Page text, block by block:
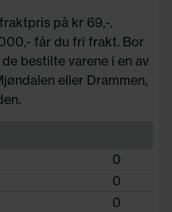
på kr 69,-.
får du fri frakt. Bor
bestilte varene i en av
eller Drammen,
0
0
0